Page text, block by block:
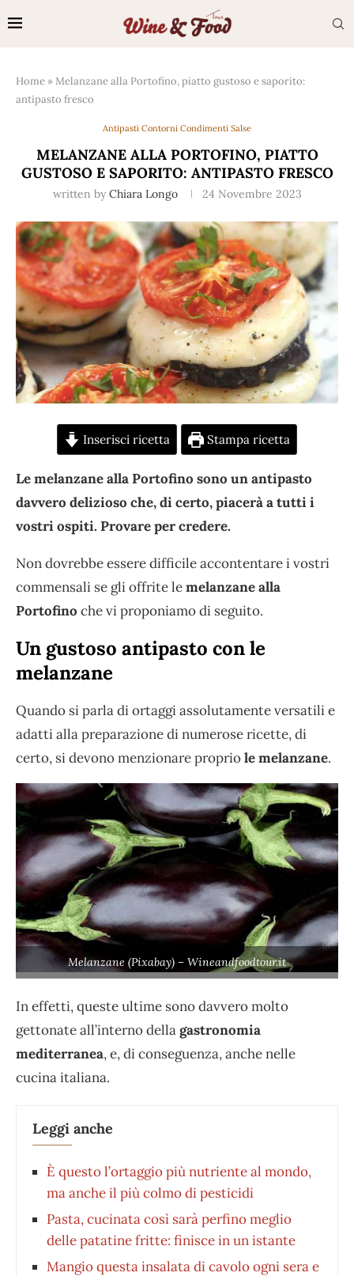
Home »Melanzane alla Portofino, piatto gustoso e saporito:
antipasto fresco
Antipasti Contorni Condimenti Salse
MELANZANE ALLA PORTOFINO, PIATTO
GUSTOSO E SAPORITO: ANTIPASTO FRESCO
written by Chiara Longo 24 Novembre 2023
Inserisci ricetta Stampa ricetta
Le melanzane alla Portofino sono un antipasto
davvero delizioso che, di certo, piacerà a tutti i
vostri ospiti. Provare per credere.
Non dovrebbe essere difficile accontentare i vostri
commensali se gli offrite lemelanzane alla
Portofino che vi proponiamo di seguito.
Un gustoso antipasto con le
melanzane
Quando si parla di ortaggi assolutamente versatili e
adatti alla preparazione di numerose ricette, di
certo, si devono menzionare propriole melanzane.
Melanzane (Pixabay) – Wineandfoodtour.it
In effetti, queste ultime sono davvero molto
gettonate all’interno dellagastronomia
mediterranea, e, di conseguenza, anche nelle
cucina italiana.
Leggi anche
È questo l’ortaggio più nutriente al mondo,
ma anche il più colmo di pesticidi
Pasta, cucinata così sarà perfino meglio
delle patatine fritte: finisce in un istante
Mangio questa insalata di cavolo ogni sera e